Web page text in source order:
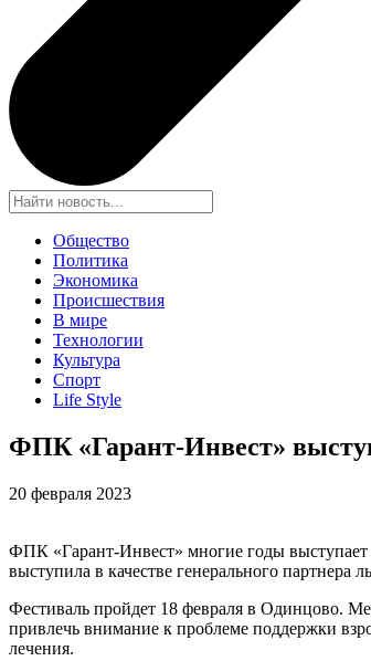
Общество
Политика
Экономика
Происшествия
В мире
Технологии
Культура
Спорт
Life Style
ФПК «Гарант-Инвест»
20 февраля 2023
ФПК «Гарант-Инвест» многие годы
выступила в качестве генерального
Фестиваль пройдет 18 февраля в Одинцово.
привлечь внимание к проблеме поддержки
лечения.